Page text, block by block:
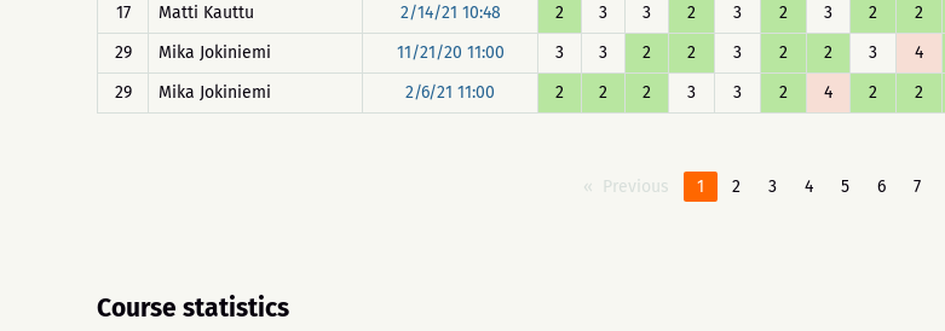
17
Matti Kauttu 2/14/21 10:48 2 3 3 2 3 2 3 2 2
29
Mika Jokiniemi 11/21/20 11:00 3 3 2 2 3 2 2 3 4
29
Mika Jokiniemi 2/6/21 11:00 2 2 2 3 3 2 4 2 2
Previous 1 2 3 4 5 6 7
Course statistics